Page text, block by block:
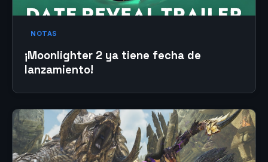
NOTAS
¡Moonlighter 2 ya tiene fecha de
lanzamiento!